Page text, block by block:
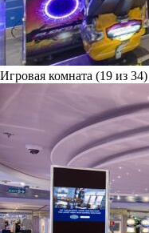
Игровая комната (19 из 34)